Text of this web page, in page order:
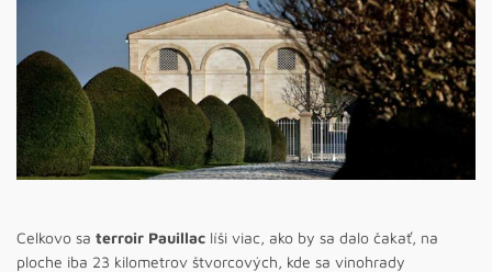
Celkovo sa terroir Pauillac líši viac, ako by sa dalo čakať, na
ploche iba 23 kilometrov štvorcových, kde sa vinohrady